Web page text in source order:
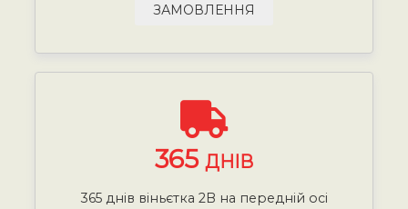
ЗАМОВЛЕННЯ
365 ДНІВ
365 днів віньєтка 2B на передній осі